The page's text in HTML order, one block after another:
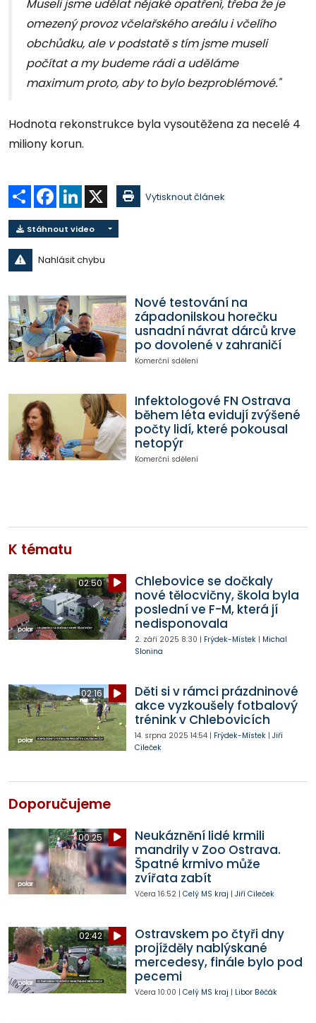
Museli jsme udělat nějaké opatření, třeba že je
omezený provoz včelařského areálu i včelího
obchůdku, ale v podstatě s tím jsme museli
počítat a my budeme rádi a uděláme
maximum proto, aby to bylo bezproblémové."
Hodnota rekonstrukce byla vysoutěžena za necelé 4
miliony korun.
Sdílet Facebook
LinkedIn Vytisknout článek
Stáhnout video
Nahlásit chybu
Nové testování na
západonilskou horečku
usnadní návrat dárců krve
po dovolené v zahraničí
Komerční sdělení
Infektologové FN Ostrava
během léta evidují zvýšené
počty lidí, které pokousal
netopýr
Komerční sdělení
K tématu
02:50
Chlebovice se dočkaly
nové tělocvičny, škola byla
poslední ve F-M, která jí
nedisponovala
2. září 2025 8:30 | Frýdek-Místek| Michal
Slonina
02:16
Děti si v rámci prázdninové
akce vyzkoušely fotbalový
trénink v Chlebovicích
14. srpna 2025 14:54| Frýdek-Místek| Jiří
Cileček
Doporučujeme
00:25
Neukáznění lidé krmili
mandrily v Zoo Ostrava.
Špatné krmivo může
zvířata zabít
Včera 16:52| Celý MS kraj | Jiří Cileček
02:42
Ostravskem po čtyři dny
projížděly nablýskané
mercedesy, finále bylo pod
pecemi
Včera 10:00 | Celý MS kraj | Libor Běčák